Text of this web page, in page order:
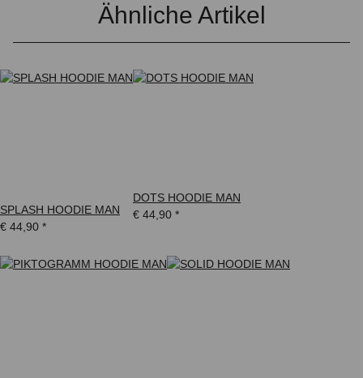
Ähnliche Artikel
SPLASH HOODIE MAN
€ 44,90 *
DOTS HOODIE MAN
€ 44,90 *